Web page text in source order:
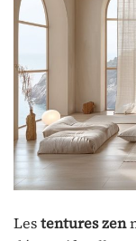
Lestentures zen